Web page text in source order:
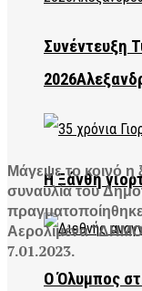
Συνέντευξη
Η Ξάνθη
Ο Όλυμπος
Μάγεψε το κοινό η
συναυλία του
Αερολιμένα
7.01.2023.